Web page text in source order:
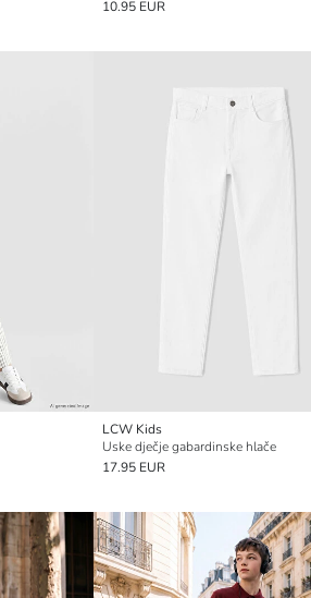
10.95 EUR
LCW Kids
Uske dječje gabardinske hlače
17.95 EUR